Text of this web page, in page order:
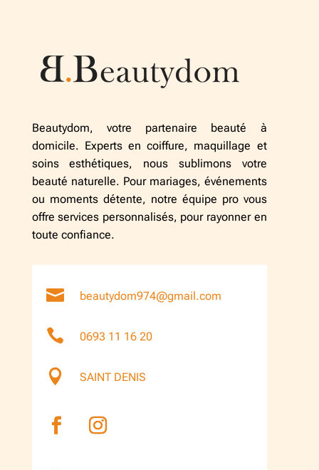
Beautydom, votre partenaire beauté à
domicile. Experts en coiffure, maquillage et
soins esthétiques, nous sublimons votre
beauté naturelle. Pour mariages, événements
ou moments détente, notre équipe pro vous
offre services personnalisés, pour rayonner en
toute confiance.
 beautydom974@gmail.com
 0693 11 16 20
 SAINT DENIS